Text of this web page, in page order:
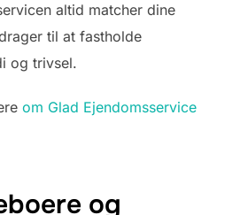
altid matcher dine
til at fastholde
og trivsel.
om Glad Ejendomsservice
og